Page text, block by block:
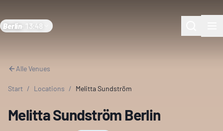
Berlin 13:48
Alle Venues
Start / Locations / Melitta Sundström
Melitta Sundström Berlin